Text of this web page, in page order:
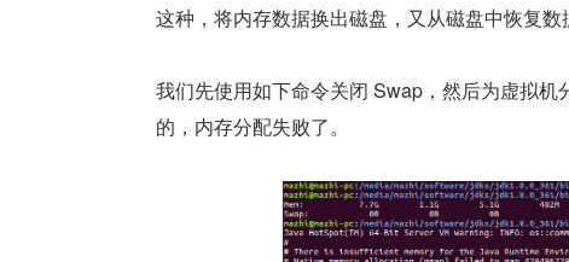
这种，将内存数据换出磁盘，又从磁盘中恢复数
我们先使用如下命令关闭 Swap，然后为虚拟
的，内存分配失败了。